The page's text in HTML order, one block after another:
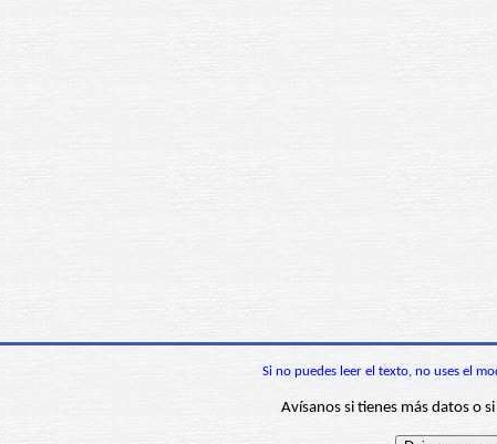
Si no puedes leer el texto, no uses el
Avísanos si tienes más datos o